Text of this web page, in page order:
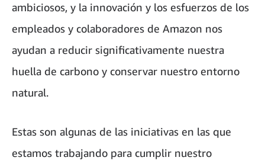
ambiciosos, y la innovación y los esfuerzos de los
empleados y colaboradores de Amazon nos
ayudan a reducir significativamente nuestra
huella de carbono y conservar nuestro entorno
natural.
Estas son algunas de las iniciativas en las que
estamos trabajando para cumplir nuestro